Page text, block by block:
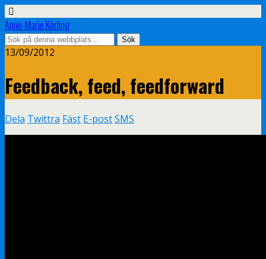
Anne-Marie Körling
13/09/2012
Feedback, feed, feedforward
Dela Twittra Fäst E-postSMS